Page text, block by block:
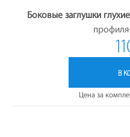
Боковые заглушки глухие
В
Цена за